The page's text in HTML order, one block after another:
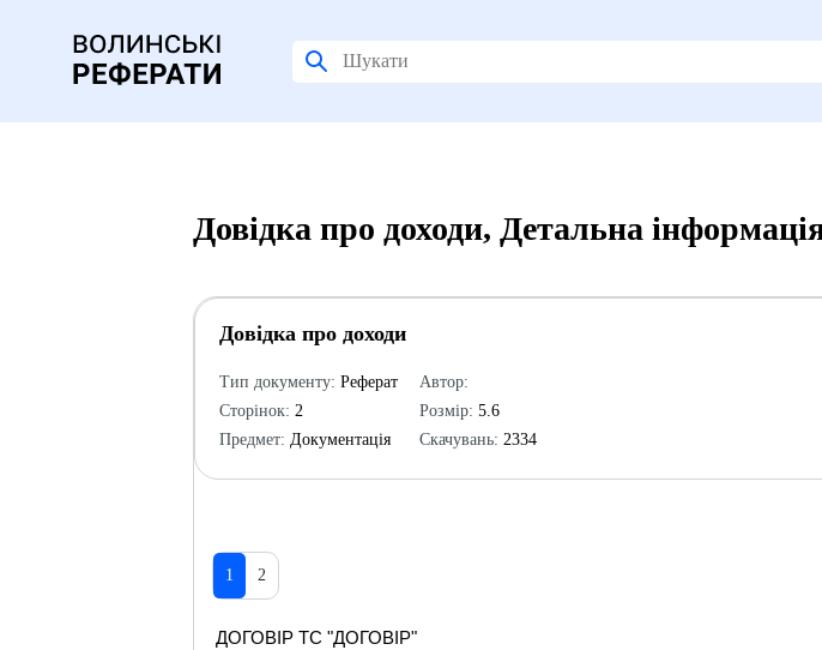
Довідка про доходи, Детальна
Довідка про доходи
Тип документу: Реферат
Сторінок: 2
Предмет: Документація
Автор:
Розмір: 5.6
Скачувань: 2334
1 2
ДОГОВІР TC "ДОГОВІР"